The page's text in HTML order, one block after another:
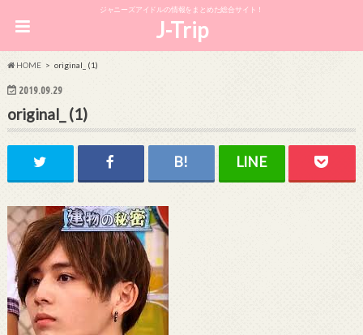
ジャニーズアイドルの情報をまとめた総合サイト！
J-Trip
HOME original_ (1)
2019.09.29
original_ (1)